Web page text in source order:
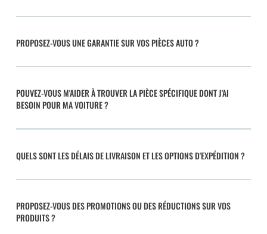
PROPOSEZ-VOUS UNE GARANTIE SUR VOS PIÈCES AUTO ?
POUVEZ-VOUS M'AIDER À TROUVER LA PIÈCE SPÉCIFIQUE DONT J'AI
BESOIN POUR MA VOITURE ?
QUELS SONT LES DÉLAIS DE LIVRAISON ET LES OPTIONS D'EXPÉDITION ?
PROPOSEZ-VOUS DES PROMOTIONS OU DES RÉDUCTIONS SUR VOS
PRODUITS ?